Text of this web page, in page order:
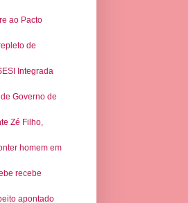
ao Pacto
de
Integrada
Governo de
Zé Filho,
homem em
recebe
apontado